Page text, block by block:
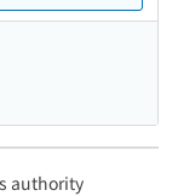
authority